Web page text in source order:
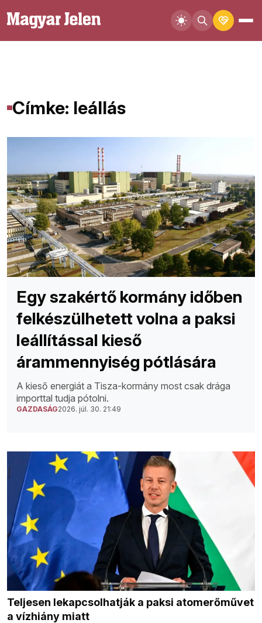
Címke: leállás
Egy szakértő kormány időben
felkészülhetett volna a paksi
leállítással kieső
árammennyiség pótlására
A kieső energiát a Tisza-kormány most csak drága
importtal tudja pótolni.
GAZDASÁG2026. júl. 30. 21:49
Teljesen lekapcsolhatják a paksi atomerőművet
a vízhiány miatt